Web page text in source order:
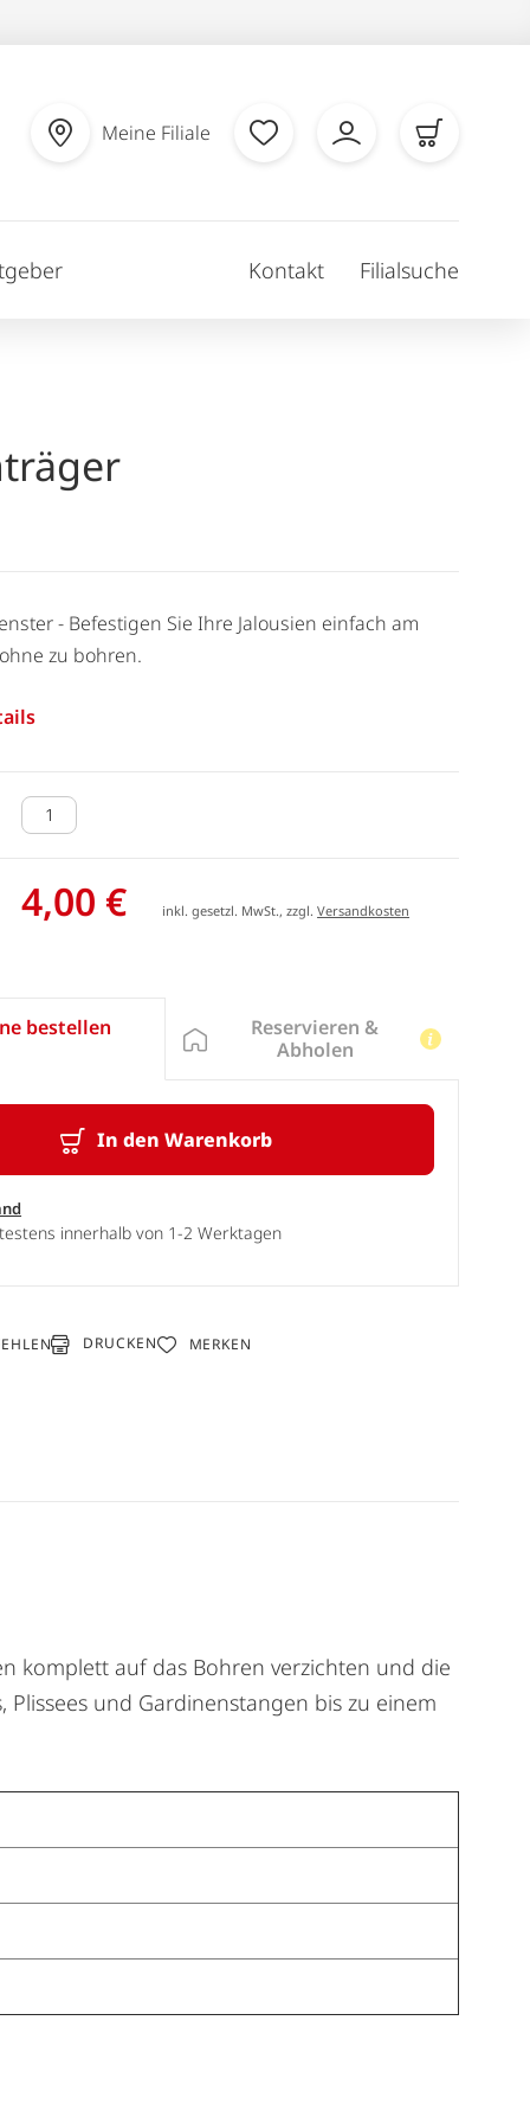
Meine Filiale
Kontakt Filialsuche
- Befestigen Sie Ihre Jalousien einfach am
zu bohren.
4,00 € inkl. gesetzl. MwSt., zzgl.Versandkosten
bestellen
In den Warenkorb
innerhalb von 1-2 Werktagen
Reservieren &
Abholen
DRUCKEN MERKEN
komplett auf das Bohren verzichten und die
und Gardinenstangen bis zu einem